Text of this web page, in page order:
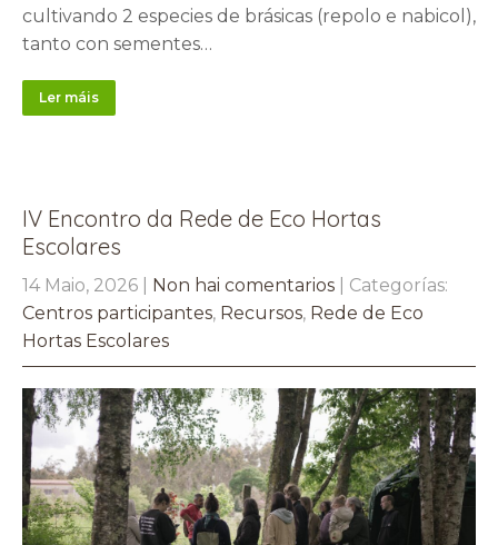
cultivando 2 especies de brásicas (repolo e nabicol),
tanto con sementes…
Ler máis
IV Encontro da Rede de Eco Hortas
Escolares
14 Maio, 2026 Non hai comentarios
| Categorías:
Centros participantes, Recursos, Rede de Eco
Hortas Escolares